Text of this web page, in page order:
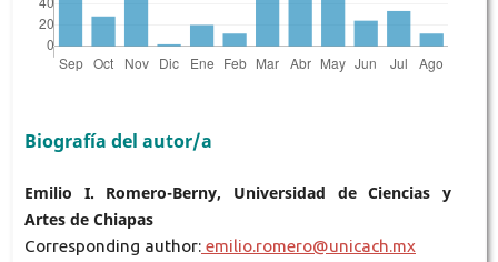
Biografía del autor/a
Emilio I. Romero-Berny, Universidad de Ciencias y
Artes de Chiapas
Corresponding author:emilio.romero@unicach.mx